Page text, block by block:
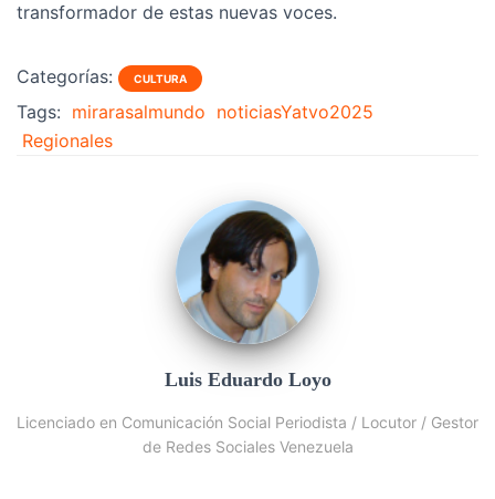
transformador de estas nuevas voces.
Categorías: CULTURA
Tags: mirarasalmundo noticiasYatvo2025
Regionales
Luis Eduardo Loyo
Licenciado en Comunicación Social Periodista / Locutor / Gestor
de Redes Sociales Venezuela